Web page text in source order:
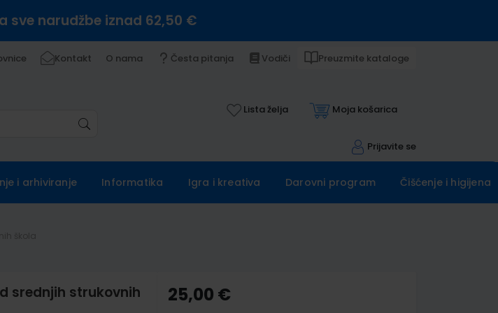
sve narudžbe iznad 62,50 €
Kontakt O nama Česta pitanja Vodiči Preuzmite kataloge
Lista želja Moja košarica
Prijavite se
i arhiviranje Informatika Igra i kreativa Darovni program Čišćenje i higijena
srednjih strukovnih
25,00 €